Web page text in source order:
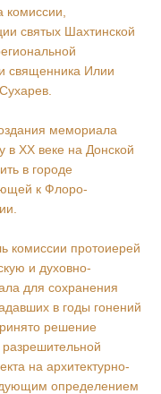
комиссии,
святых Шахтинской
священника Илии
мемориала
в ХХ веке на Донской
в городе
к Флоро-
комиссии протоиерей
и духовно-
для сохранения
в годы гонений
решение
разрешительной
на архитектурно-
определением